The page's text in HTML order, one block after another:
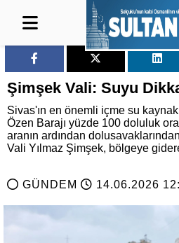
Şimşek Vali: Suyu
Sivas'ın en önemli içme su
Özen Barajı yüzde 100 doluluk
aranın ardından
Vali Yılmaz Şimşek, bölgeye
GÜNDEM 14.06.2026